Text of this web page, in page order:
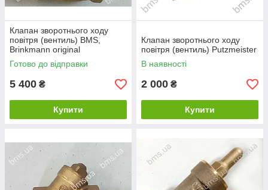
Клапан зворотнього ходу
повітря (вентиль) BMS,
Brinkmann original
Готово до відправки
5 400 ₴
Купити
Клапан зворотнього ходу
повітря (вентиль) Putzmeister
В наявності
2 000 ₴
Купити